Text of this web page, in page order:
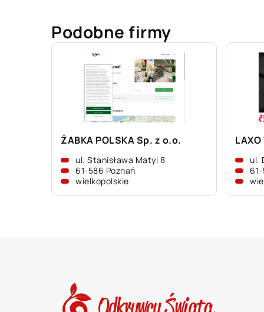
Podobne firmy
ŻABKA POLSKA Sp. z o.o.
ul. Stanisława Matyi 8
61-586 Poznań
wielkopolskie
ul.